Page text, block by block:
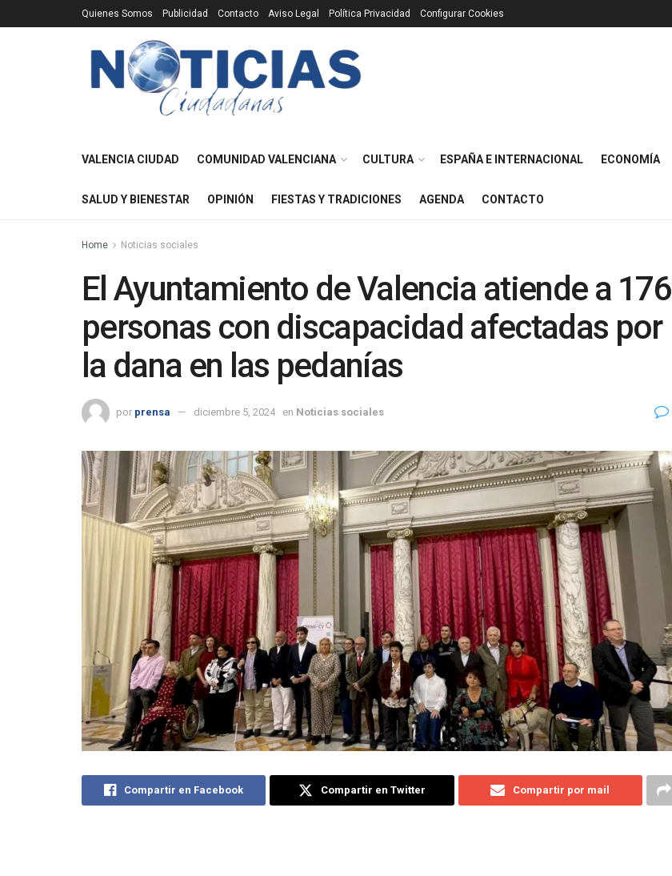
Quienes Somos Publicidad Contacto Aviso Legal Política Privacidad Configurar Cookies
VALENCIA CIUDAD COMUNIDAD VALENCIANA CULTURA ESPAÑA E INTERNACIONAL ECONOMÍA
SALUD Y BIENESTAR OPINIÓN FIESTAS Y TRADICIONES AGENDA CONTACTO
Home Noticias sociales
El Ayuntamiento de Valencia atiende a 176
personas con discapacidad afectadas por
la dana en las pedanías
por prensa diciembre 5, 2024 en Noticias sociales
Compartir en Facebook Compartir en Twitter Compartir por mail